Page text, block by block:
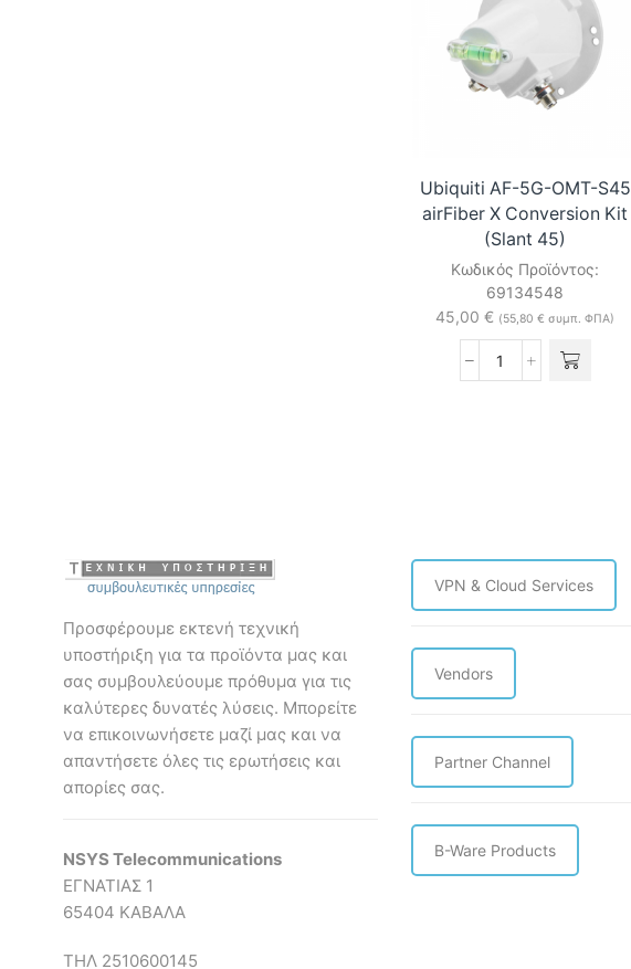
ποσότητα
Ubiquiti AF-5G-OMT-S45
airFiber X Conversion Kit
(Slant 45)
Κωδικός Προϊόντος:
69134548
45,00€ (55,80€ συμπ. ΦΠΑ)
Ubiquiti
Kit
(Slant
Προσφέρουμε εκτενή τεχνική
υποστήριξη για τα προϊόντα μας και
σας συμβουλεύουμε πρόθυμα για τις
καλύτερες δυνατές λύσεις. Mπορείτε
να επικοινωνήσετε μαζί μας και να
απαντήσετε όλες τις ερωτήσεις και
απορίες σας.
NSYS Telecommunications
ΕΓΝΑΤΙΑΣ 1
65404 ΚΑΒΑΛΑ
ΤΗΛ 2510600145
VPN & Cloud Services
Vendors
Partner Channel
B-Ware Products